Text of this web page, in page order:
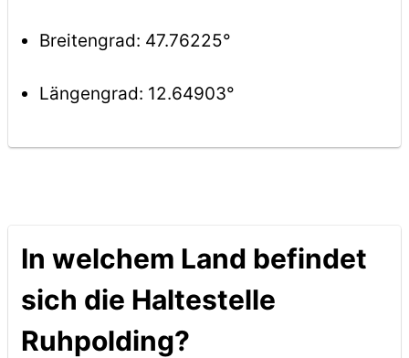
Breitengrad: 47.76225°
Längengrad: 12.64903°
In welchem Land befindet
sich die Haltestelle
Ruhpolding?